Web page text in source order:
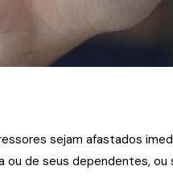
sejam afastados
de seus dependentes,